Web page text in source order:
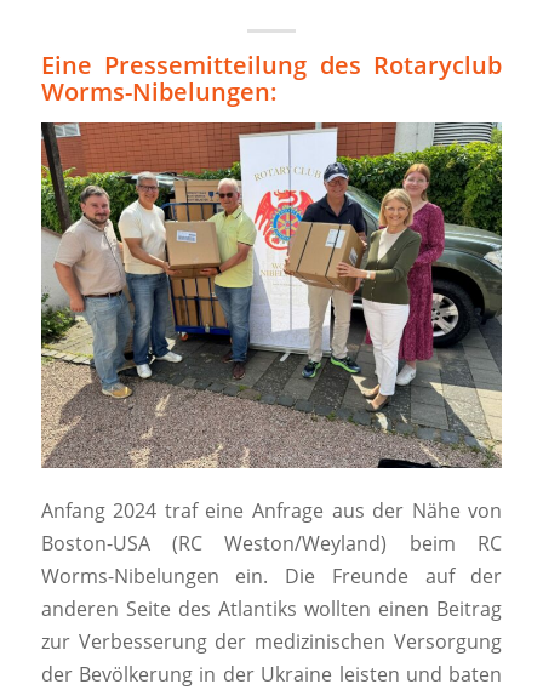
Eine Pressemitteilung des Rotaryclub
Worms-Nibelungen:
Anfang 2024 traf eine Anfrage aus der Nähe von
Boston-USA (RC Weston/Weyland) beim RC
Worms-Nibelungen ein. Die Freunde auf der
anderen Seite des Atlantiks wollten einen Beitrag
zur Verbesserung der medizinischen Versorgung
der Bevölkerung in der Ukraine leisten und baten